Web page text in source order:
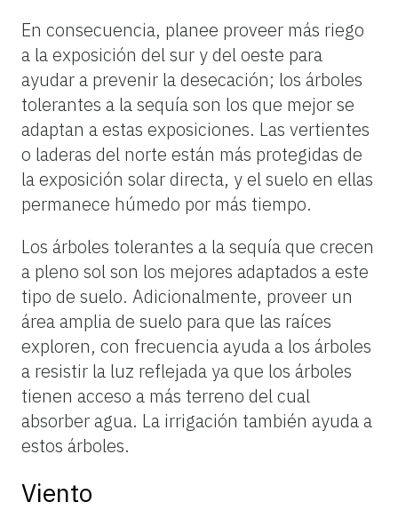
En consecuencia, planee proveer más riego
a la exposición del sur y del oeste para
ayudar a prevenir la desecación; los árboles
tolerantes a la sequía son los que mejor se
adaptan a estas exposiciones. Las vertientes
o laderas del norte están más protegidas de
la exposición solar directa, y el suelo en ellas
permanece húmedo por más tiempo.
Los árboles tolerantes a la sequía que crecen
a pleno sol son los mejores adaptados a este
tipo de suelo. Adicionalmente, proveer un
área amplia de suelo para que las raíces
exploren, con frecuencia ayuda a los árboles
a resistir la luz reflejada ya que los árboles
tienen acceso a más terreno del cual
absorber agua. La irrigación también ayuda a
estos árboles.
Viento